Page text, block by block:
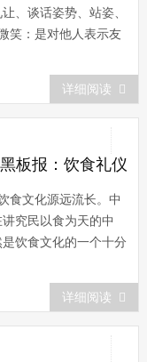
、谈话姿势、站姿、
笑：是对他人表示友
级、晚辈对长辈、个人
躬礼时，脱帽、立
面带微笑，然后身体
下15--30度左右，低
详细阅读
板报：饮食礼仪
食文化源远流长。中
究民以食为天的中
饮食文化的一个十分
演进，当然不会再
”那样的日子，但也还
普遍接受的一套饮食
详细阅读